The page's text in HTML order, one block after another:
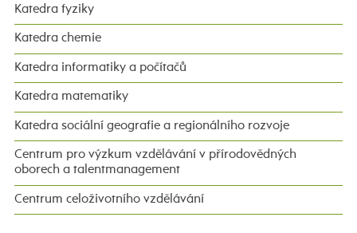
Katedra fyziky
Katedra chemie
Katedra informatiky a počítačů
Katedra matematiky
Katedra sociální geografie a regionálního rozvoje
Centrum pro výzkum vzdělávání v přírodovědných
oborech a talentmanagement
Centrum celoživotního vzdělávání